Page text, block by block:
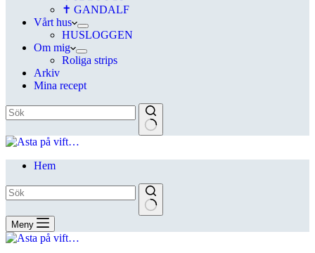
✝ GANDALF
Vårt hus
HUSLOGGEN
Om mig
Roliga strips
Arkiv
Mina recept
Hem
Meny